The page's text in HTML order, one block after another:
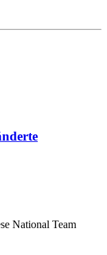
National Team